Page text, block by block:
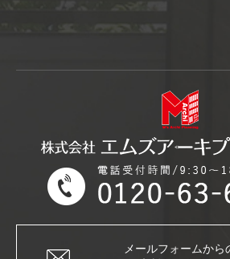
メールフォームから